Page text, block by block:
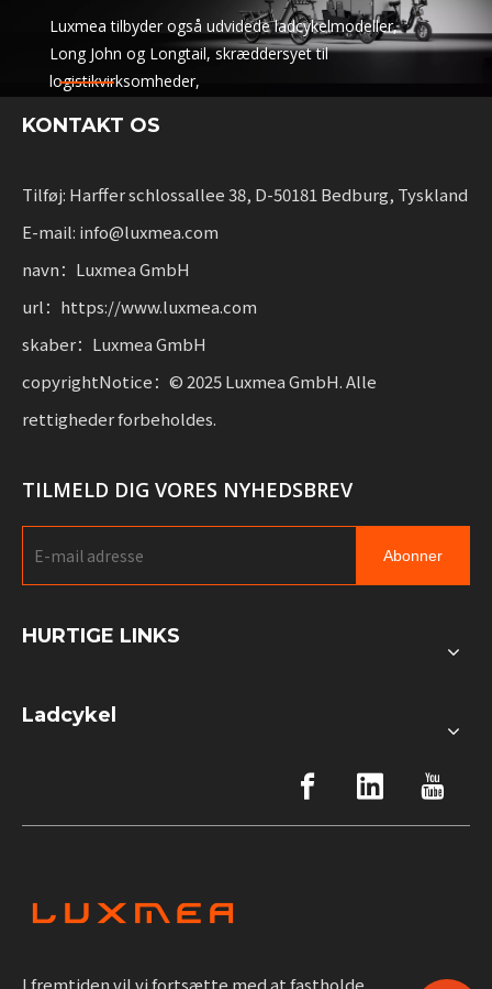
Luxmea tilbyder også udvidede ladcykelmodeller,
Long John og Longtail, skræddersyet til
logistikvirksomheder,
kombinerer funktionalitet
bæredygtig mobilitet.
KONTAKT OS
Tilføj: Harffer schlossallee 38, D-50181 Bedburg, Tyskland
E-mail: info@luxmea.com
navn：Luxmea GmbH
url：https://www.luxmea.com
skaber：Luxmea GmbH
copyrightNotice：© 2025 Luxmea GmbH. Alle
rettigheder forbeholdes.
TILMELD DIG VORES NYHEDSBREV
Abonner
HURTIGE LINKS
Ladcykel
I fremtiden vil vi fortsætte med at fastholde